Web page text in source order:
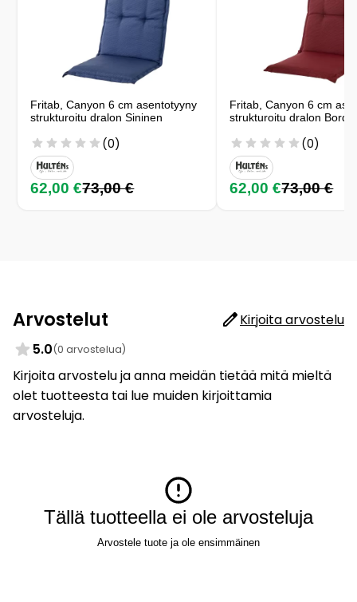
Fritab, Canyon 6 cm asentotyyny
strukturoitu dralon Sininen
(0)
62,00 €73,00 €
Fritab, Canyon 6 cm
strukturoitu dralon
(0)
62,00 €73,00 €
Arvostelut
Kirjoita arvostelu
5.0(0 arvostelua)
Kirjoita arvostelu ja anna meidän tietää mitä mieltä
olet tuotteesta tai lue muiden kirjoittamia
arvosteluja.
Tällä tuotteella ei ole arvosteluja
Arvostele tuote ja ole ensimmäinen